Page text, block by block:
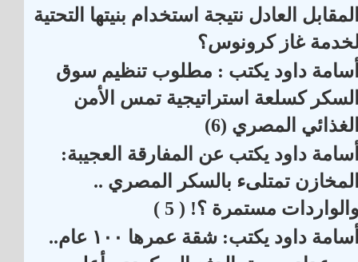
العادل نتيجة استخدام بنيتها التحتية
غاز كرونوس؟
داود يكتب : مطلوب تنظيم سوق
كسلعة استراتيجية تمس الأمن
المصري (6)
داود يكتب عن المفارقة العجيبة:
تمتلىء بالسكر المصري ..
مستمرة ؟! ( 5 )
أسامة داود يكتب: شقة عمرها ١٠٠ عام..